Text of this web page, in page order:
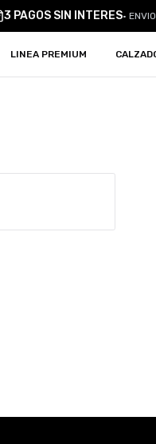
3 PAGOS SIN INTERES•
LINEA PREMIUM